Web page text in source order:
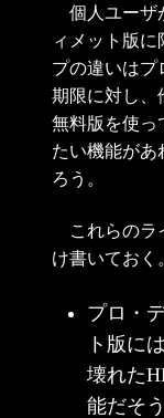
個人ユーザ
ィメット版
プの違いはプ
期限に対し、
無料版を使っ
たい機能があ
ろう。
これらのラ
け書いておく
プロ・
ト版に
壊れた
能だそう